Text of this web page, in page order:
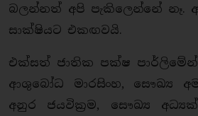
බලන්නත් අපි පැකිලෙන්නේ නෑ.
සාක්ෂියට එකඟවයි.
එක්සත් ජාතික පක්ෂ
ආශුබෝධ මාරසිංහ, සෞඛ්‍ය
අනුර ජයවික‍්‍රම, සෞඛ්‍ය